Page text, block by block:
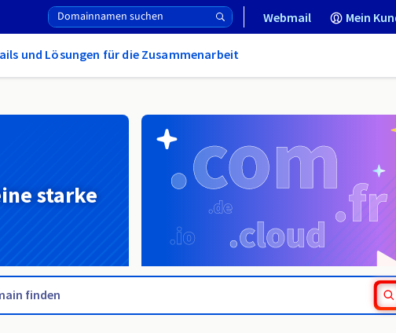
Webmail Mein
und Lösungen für die Zusammenarbeit
starke